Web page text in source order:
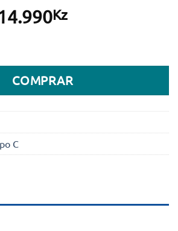
24.990Kz.
KzO
é:
14.990Kz.
COMPRAR
C